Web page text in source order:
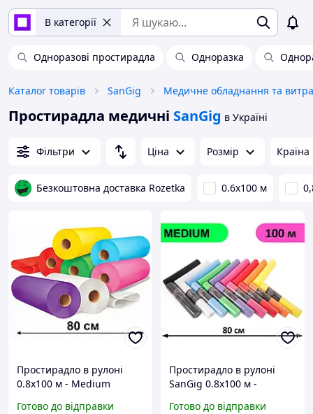
В категорії
Одноразові простирадла Одноразка
Каталог товарів SanGig
Простирадла медичні SanGig в Україні
Фільтри Ціна Розмір
Безкоштовна доставка Rozetka 0.6х100 м
Простирадло в рулоні
0.8х100 м - Medium
Готово до відправки
Простирадло в рулоні
SanGig 0.8х100 м -
Готово до відправки